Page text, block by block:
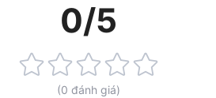
0/5
(0 đánh giá)